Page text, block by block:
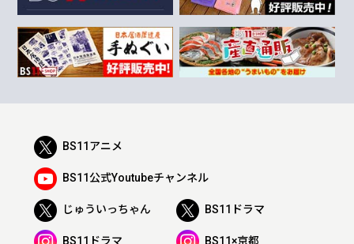
BS11アニメ
BS11公式Youtubeチャンネル
じゅういっちゃん BS11ドラマ
BS11ドラマ BS11×京都